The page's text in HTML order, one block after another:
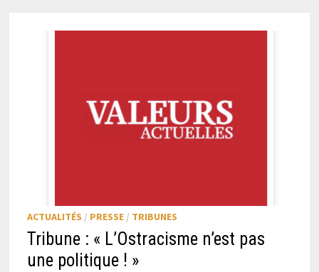
ACTUALITÉS / PRESSE/ TRIBUNES
Tribune : « L’Ostracisme n’est pas
une politique ! »